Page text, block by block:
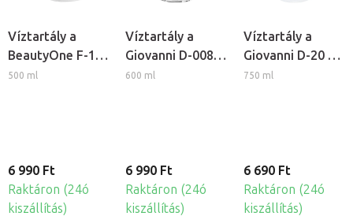
Víztartály a
BeautyOne F-17
kozmetikai
500 ml
6 990 Ft
Raktáron (24ó
kiszállítás)
Víztartály a
Giovanni D-008
és D-09
600 ml
6 990 Ft
Raktáron (24ó
kiszállítás)
Víztartály a
Giovanni D-20 és
D-21 kozmetikai
750 ml
6 690 Ft
Raktáron (24ó
kiszállítás)